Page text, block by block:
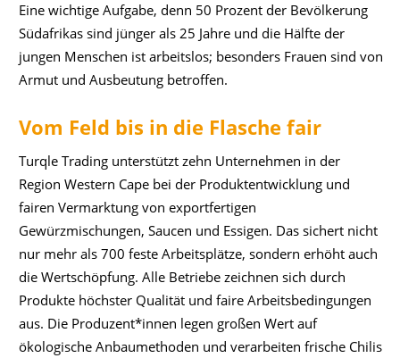
Eine wichtige Aufgabe, denn 50 Prozent der Bevölkerung
Südafrikas sind jünger als 25 Jahre und die Hälfte der
jungen Menschen ist arbeitslos; besonders Frauen sind von
Armut und Ausbeutung betroffen.
Vom Feld bis in die Flasche fair
Turqle Trading unterstützt zehn Unternehmen in der
Region Western Cape bei der Produktentwicklung und
fairen Vermarktung von exportfertigen
Gewürzmischungen, Saucen und Essigen. Das sichert nicht
nur mehr als 700 feste Arbeitsplätze, sondern erhöht auch
die Wertschöpfung. Alle Betriebe zeichnen sich durch
Produkte höchster Qualität und faire Arbeitsbedingungen
aus. Die Produzent*innen legen großen Wert auf
ökologische Anbaumethoden und verarbeiten frische Chilis